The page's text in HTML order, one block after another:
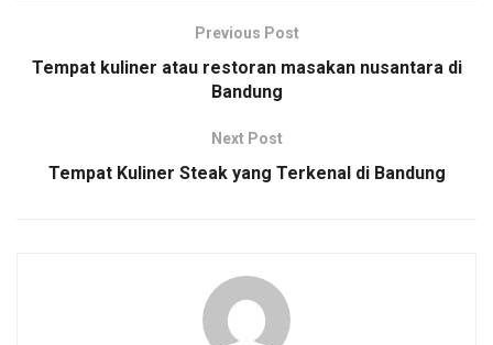
Previous Post
Tempat kuliner atau restoran masakan nusantara di
Bandung
Next Post
Tempat Kuliner Steak yang Terkenal di Bandung